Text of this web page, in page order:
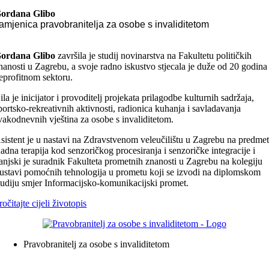
Glibo
pravobranitelja za osobe s invaliditetom
Glibo završila je studij novinarstva na Fakultetu političkih
u Zagrebu, a svoje radno iskustvo stjecala je duže od 20
sektoru.
je inicijator i provoditelj projekata prilagodbe kulturnih sadržaja,
rekreativnih aktivnosti, radionica kuhanja i savladavanja
vještina za osobe s invaliditetom.
je u nastavi na Zdravstvenom veleučilištu u Zagrebu na
terapija kod senzoričkog procesiranja i senzoričke integracije i
je suradnik Fakulteta prometnih znanosti u Zagrebu na kolegiju
pomoćnih tehnologija u prometu koji se izvodi na diplomskom
smjer Informacijsko-komunikacijski promet.
cijeli životopis
Pravobranitelj za osobe s invaliditetom